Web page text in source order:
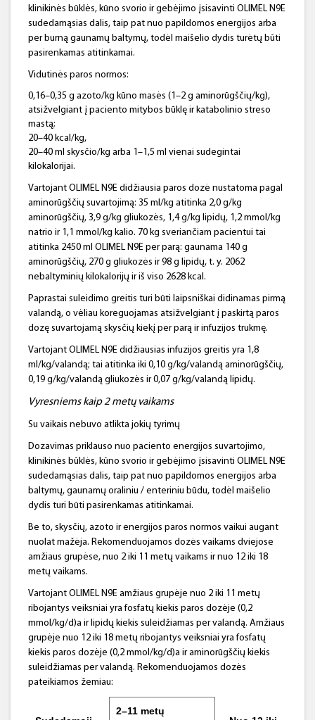
klinikinės būklės, kūno svorio ir gebėjimo įsisavinti OLIMEL N9E
sudedamąsias dalis, taip pat nuo papildomos energijos arba
per burną gaunamų baltymų, todėl maišelio dydis turėtų būti
pasirenkamas atitinkamai.
Vidutinės paros normos:
0,16–0,35 g azoto/kg kūno masės (1–2 g aminorūgščių/kg),
atsižvelgiant į paciento mitybos būklę ir katabolinio streso
mastą;
20–40 kcal/kg,
20–40 ml skysčio/kg arba 1–1,5 ml vienai sudegintai
kilokalorijai.
Vartojant OLIMEL N9E didžiausia paros dozė nustatoma pagal
aminorūgščių suvartojimą: 35 ml/kg atitinka 2,0 g/kg
aminorūgščių, 3,9 g/kg gliukozės, 1,4 g/kg lipidų, 1,2 mmol/kg
natrio ir 1,1 mmol/kg kalio. 70 kg sveriančiam pacientui tai
atitinka 2450 ml OLIMEL N9E per parą: gaunama 140 g
aminorūgščių, 270 g gliukozės ir 98 g lipidų, t. y. 2062
nebaltyminių kilokalorijų ir iš viso 2628 kcal.
Paprastai suleidimo greitis turi būti laipsniškai didinamas pirmą
valandą, o vėliau koreguojamas atsižvelgiant į paskirtą paros
dozę suvartojamą skysčių kiekį per parą ir infuzijos trukmę.
Vartojant OLIMEL N9E didžiausias infuzijos greitis yra 1,8
ml/kg/valandą; tai atitinka iki 0,10 g/kg/valandą aminorūgščių,
0,19 g/kg/valandą gliukozės ir 0,07 g/kg/valandą lipidų.
Vyresniems kaip 2 metų vaikams
Su vaikais nebuvo atlikta jokių tyrimų
Dozavimas priklauso nuo paciento energijos suvartojimo,
klinikinės būklės, kūno svorio ir gebėjimo įsisavinti OLIMEL N9E
sudedamąsias dalis, taip pat nuo papildomos energijos arba
baltymų, gaunamų oraliniu / enteriniu būdu, todėl maišelio
dydis turi būti pasirenkamas atitinkamai.
Be to, skysčių, azoto ir energijos paros normos vaikui augant
nuolat mažėja. Rekomenduojamos dozės vaikams dviejose
amžiaus grupėse, nuo 2 iki 11 metų vaikams ir nuo 12 iki 18
metų vaikams.
Vartojant OLIMEL N9E amžiaus grupėje nuo 2 iki 11 metų
ribojantys veiksniai yra fosfatų kiekis paros dozėje (0,2
mmol/kg/d)a ir lipidų kiekis suleidžiamas per valandą. Amžiaus
grupėje nuo 12 iki 18 metų ribojantys veiksniai yra fosfatų
kiekis paros dozėje (0,2 mmol/kg/d)a ir aminorūgščių kiekis
suleidžiamas per valandą. Rekomenduojamos dozės
pateikiamos žemiau:
2–11 metų